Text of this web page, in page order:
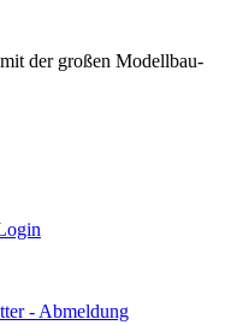
der großen Modellbau-
- Abmeldung